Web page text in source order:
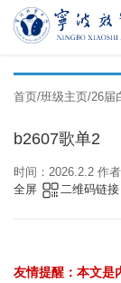
首页/班级主页/26届
b2607歌单2
时间：2026.2.2 作
全屏
二维码链接
友情提醒：本文是